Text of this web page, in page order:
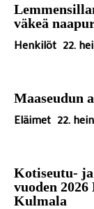
väkeä
Henkilöt 22.
Maaseudun
Eläimet 22.
Kotiseutu-
vuoden
Kulmala